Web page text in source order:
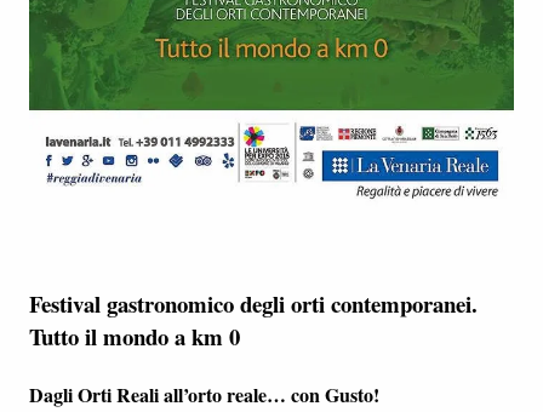
Festival gastronomico degli orti contemporanei.
Tutto il mondo a km 0
Dagli Orti Reali all’orto reale… con Gusto!